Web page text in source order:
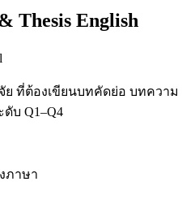
Thesis English
ย ที่ต้องเขียนบทคัดย่อ บทความ
บ Q1–Q4
ภาษา